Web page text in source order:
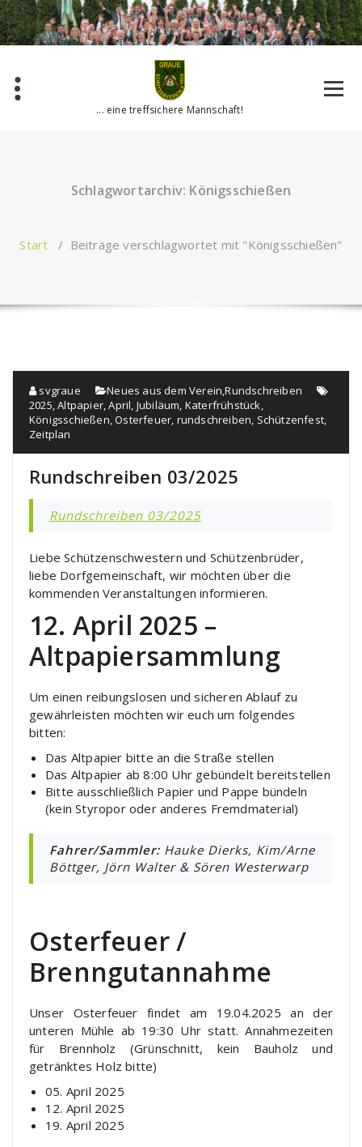
Zum
Inhalt
springen
... eine treffsichere Mannschaft!
Schlagwortarchiv: Königsschießen
Start / Beiträge verschlagwortet mit "Königsschießen"
svgraue Neues aus dem Verein,Rundschreiben
2025,Altpapier,April, Jubiläum, Katerfrühstück,
Königsschießen,Osterfeuer, rundschreiben, Schützenfest,
Zeitplan
Rundschreiben 03/2025
Rundschreiben 03/2025
Liebe Schützenschwestern und Schützenbrüder,
liebe Dorfgemeinschaft, wir möchten über die
kommenden Veranstaltungen informieren.
12. April 2025 –
Altpapiersammlung
Um einen reibungslosen und sicheren Ablauf zu
gewährleisten möchten wir euch um folgendes
bitten:
Das Altpapier bitte an die Straße stellen
Das Altpapier ab 8:00 Uhr gebündelt bereitstellen
Bitte ausschließlich Papier und Pappe bündeln
(kein Styropor oder anderes Fremdmaterial)
Fahrer/Sammler: Hauke Dierks, Kim/Arne
Böttger, Jörn Walter & Sören Westerwarp
Osterfeuer /
Brenngutannahme
Unser Osterfeuer findet am 19.04.2025 an der
unteren Mühle ab 19:30 Uhr statt. Annahmezeiten
für Brennholz (Grünschnitt, kein Bauholz und
getränktes Holz bitte)
05. April 2025
12. April 2025
19. April 2025